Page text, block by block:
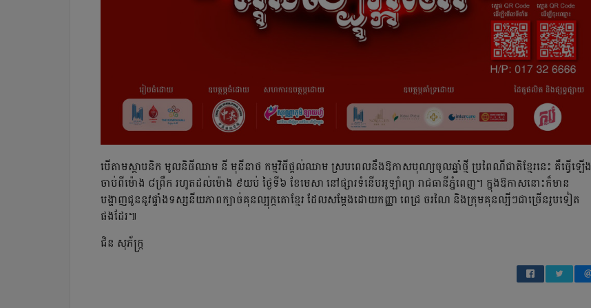
បើតាមស្ថាបនិក មូលនិធីឈាម នី មុនីនាថ កម្មវិធីផ្ដល់ឈាម ស្របពេលនឹងឱកាសបុណ្យចូលឆ្នាំថ្មី ប្រពៃណីជាតិខ្មែរនេះ គឺធ្វើឡើង
ចាប់ពីម៉ោង ៨ព្រឹក រហូតដល់ម៉ោង ៩យប់ ថ្ងៃទី៦ ខែមេសា នៅផ្សារទំនើបអូឡាំព្យា រាជធានីភ្នំពេញ។ ក្នុងឱកាសនោះក៏មាន
បង្ហាញជូននូវផ្ទាំងទស្សនីយភាពក្បាច់គុនល្បុក្កតោខ្មែរ ដែលសម្ដែងដោយកញ្ញា ពេជ្រ ចរណៃ និងក្រុមគុនល្បីៗជាច្រើនរូបទៀត
ផងដែរ៕
ជិន សុភ័ក្ដ្រ